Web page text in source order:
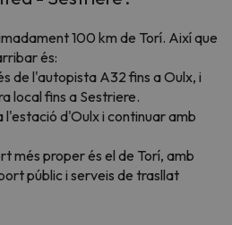
100 km de Torí. Així que
és:
de l'autopista A32 fins a Oulx, i
local fins a Sestriere.
l'estació d'Oulx i continuar amb
més proper és el de Torí, amb
públic i serveis de trasllat